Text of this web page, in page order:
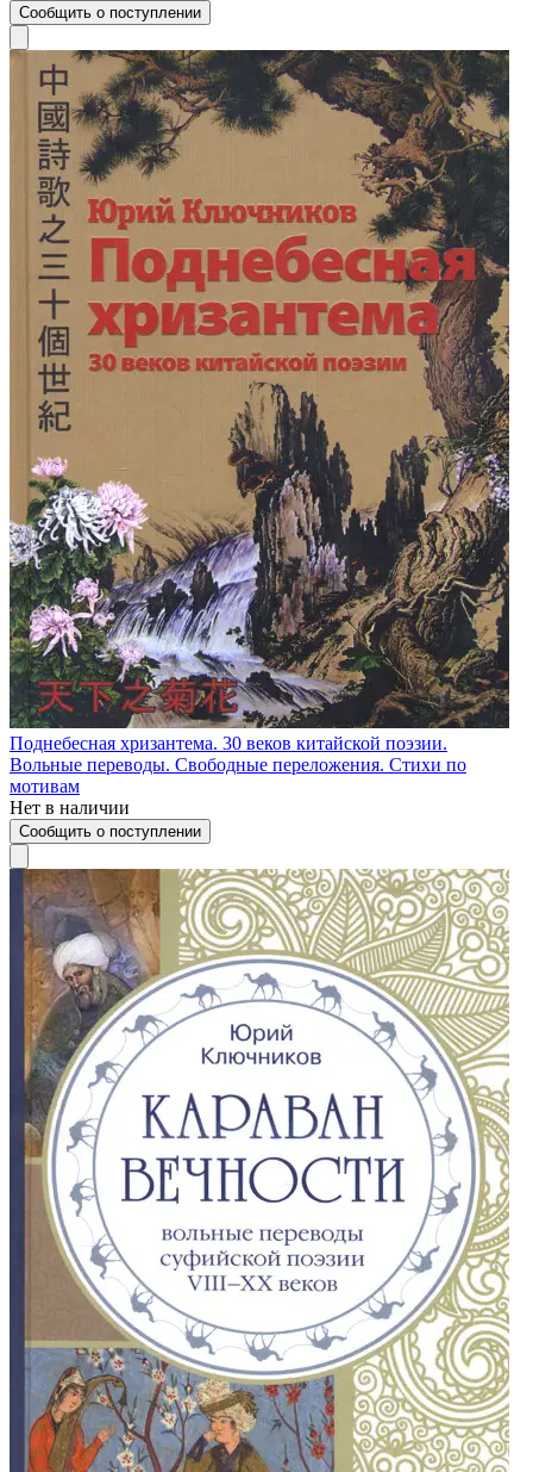
Сообщить о поступлении
Поднебесная хризантема. 30 веков китайской поэзии.
Вольные переводы. Свободные переложения. Стихи по
мотивам
Нет в наличии
Сообщить о поступлении